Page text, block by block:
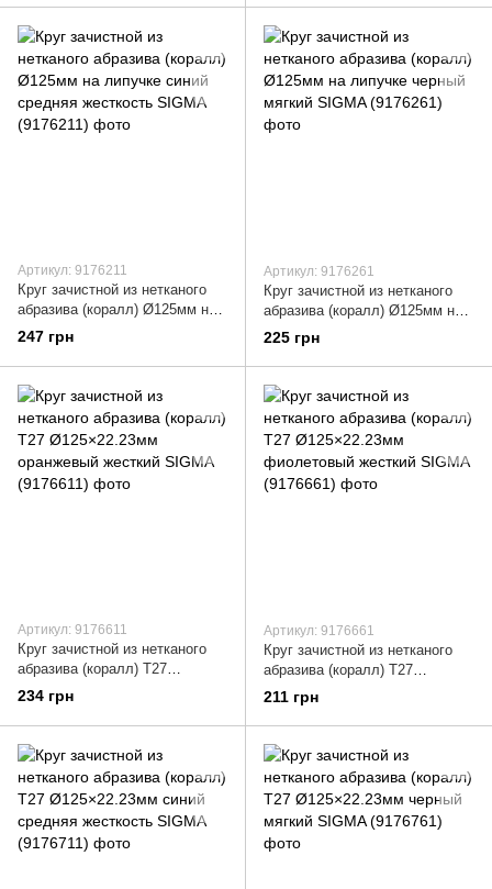
Артикул: 9176211
Круг зачистной из нетканого
абразива (коралл) Ø125мм на
липучке синий средняя
жесткость SIGMA (9176211)
247 грн
Артикул: 9176261
Круг зачистной из нетканого
абразива (коралл) Ø125мм на
липучке черный мягкий SIGMA
(9176261)
225 грн
Артикул: 9176611
Круг зачистной из нетканого
абразива (коралл) Т27
Ø125×22.23мм оранжевый
жесткий SIGMA (9176611)
234 грн
Артикул: 9176661
Круг зачистной из нетканого
абразива (коралл) Т27
Ø125×22.23мм фиолетовый
жесткий SIGMA (9176661)
211 грн